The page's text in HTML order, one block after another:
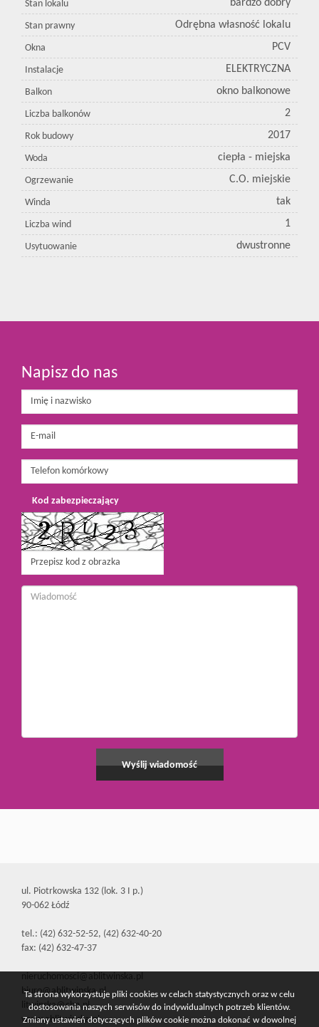
Stan lokalu bardzo dobry
Stan prawny Odrębna własność lokalu
Okna PCV
Instalacje ELEKTRYCZNA
Balkon okno balkonowe
Liczba balkonów 2
Rok budowy 2017
Woda ciepła - miejska
Ogrzewanie C.O. miejskie
Winda tak
Liczba wind 1
Usytuowanie dwustronne
Napisz do nas
Kod zabezpieczający
ul. Piotrkowska 132 (lok. 3 I p.)
90-062 Łódź
tel.: (42) 632-52-52, (42) 632-40-20
fax: (42) 632-47-37
nieruchomosci@ablitwinska.pl
biuro@ablitwinska.pl
litwinska@cbn.pl
www.ablitwinska.pl
Ta strona wykorzystuje pliki cookies w celach statystycznych oraz w celu
dostosowania naszych serwisów do indywidualnych potrzeb klientów.
Zmiany ustawień dotyczących plików cookie można dokonać w dowolnej